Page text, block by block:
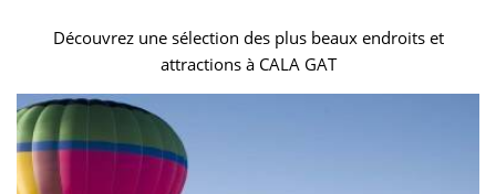
Découvrez une sélection des plus beaux endroits et
attractions à CALA GAT